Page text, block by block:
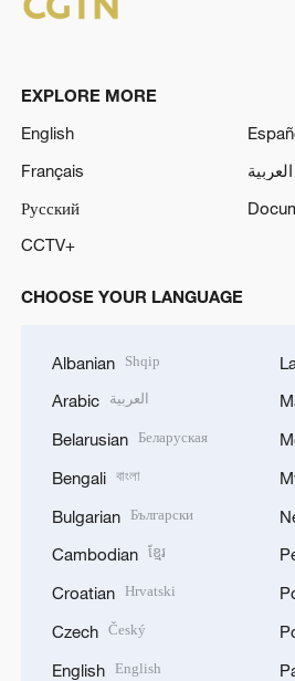
EXPLORE MORE
English
Français
العربية
Русский
CCTV+
CHOOSE YOUR LANGUAGE
Albanian Shqip
Arabic العربية
Belarusian Беларуская
Bengali বাংলা
Bulgarian Български
Cambodian ខ្មែរ
Croatian Hrvatski
Czech Český
English English